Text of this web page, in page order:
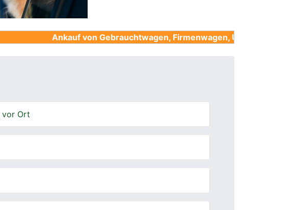
Ankauf von Gebrauchtwagen, Firmenwagen, Unfallwagen,
vor Ort